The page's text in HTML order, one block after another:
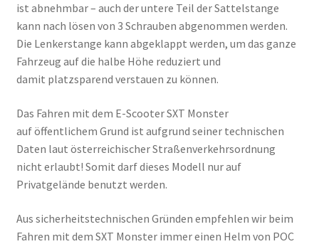
ist abnehmbar – auch der untere Teil der Sattelstange
kann nach lösen von 3 Schrauben abgenommen werden.
Die Lenkerstange kann abgeklappt werden, um das ganze
Fahrzeug auf die halbe Höhe reduziert und
damit platzsparend verstauen zu können.
Das Fahren mit dem E-Scooter SXT Monster
auf öffentlichem Grund ist aufgrund seiner technischen
Daten laut österreichischer Straßenverkehrsordnung
nicht erlaubt! Somit darf dieses Modell nur auf
Privatgelände benutzt werden.
Aus sicherheitstechnischen Gründen empfehlen wir beim
Fahren mit dem SXT Monster immer einen Helm von POC